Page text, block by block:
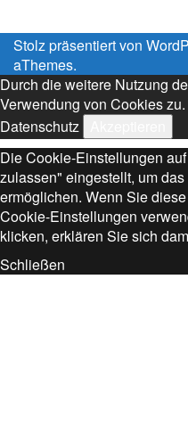
Stolz präsentiert von
aThemes.
Durch die weitere Nutzung
Verwendung von Cookies zu.
Datenschutz
Die Cookie-Einstellungen
zulassen" eingestellt, um
ermöglichen. Wenn Sie
Cookie-Einstellungen
klicken, erklären Sie sich
Schließen